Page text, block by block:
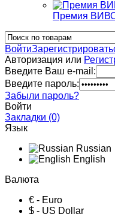
Премия
Войти
Авторизация или
Введите Ваш e-mail:
Введите пароль:
Забыли пароль?
Войти
Закладки (0)
Язык
Russian
English
Валюта
€ - Euro
$ - US Dollar